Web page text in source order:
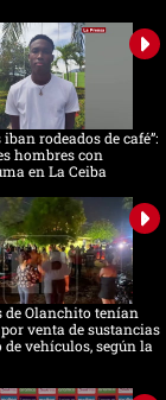
iban rodeados de café”:
hombres con
en La Ceiba
de Olanchito tenían
venta de sustancias
vehículos, según la